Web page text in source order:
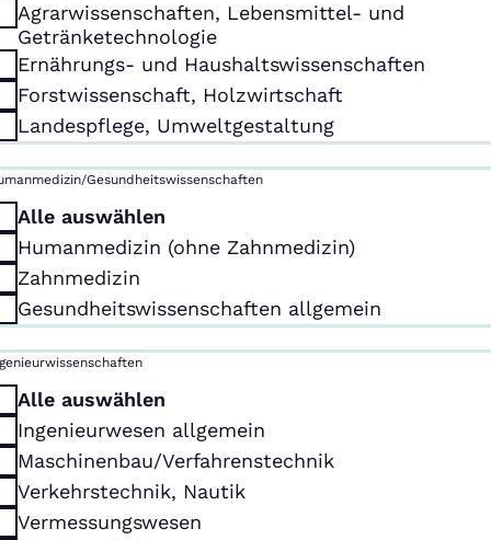
Agrarwissenschaften, Lebensmittel- und
Getränketechnologie
Ernährungs- und Haushaltswissenschaften
Forstwissenschaft, Holzwirtschaft
Landespflege, Umweltgestaltung
Gesundheitswissenschaften
Alle auswählen
Humanmedizin (ohne Zahnmedizin)
Zahnmedizin
Gesundheitswissenschaften allgemein
Alle auswählen
Ingenieurwesen allgemein
Maschinenbau/Verfahrenstechnik
Verkehrstechnik, Nautik
Vermessungswesen